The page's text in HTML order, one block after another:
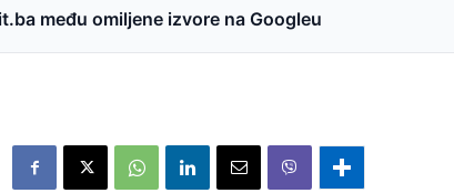
među omiljene izvore na Googleu